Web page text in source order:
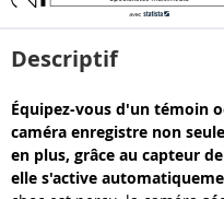
Descriptif
Équipez-vous d'un témoin
caméra enregistre non
en plus, grâce au capteur
elle s'active